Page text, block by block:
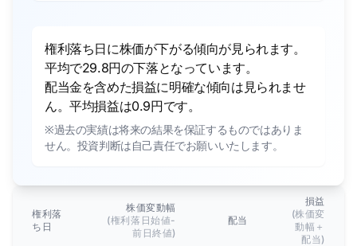
権利落ち日に株価が下がる傾向が見られます。
平均で29.8円の下落となっています。
配当金を含めた損益に明確な傾向は見られませ
ん。平均損益は0.9円です。
※過去の実績は将来の結果を保証するものではありま
せん。投資判断は自己責任でお願いいたします。
権利落
ち日
株価変動幅
(権利落日始値-
前日終値)
配当
損益
(株価変
動幅＋
配当)